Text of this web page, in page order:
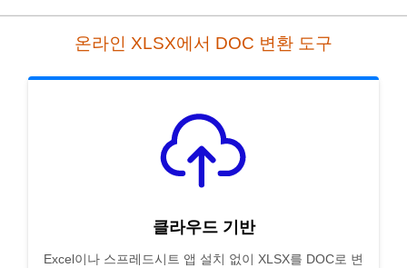
온라인 XLSX에서 DOC 변환 도구
클라우드 기반
Excel이나 스프레드시트 앱 설치 없이 XLSX를 DOC로 변